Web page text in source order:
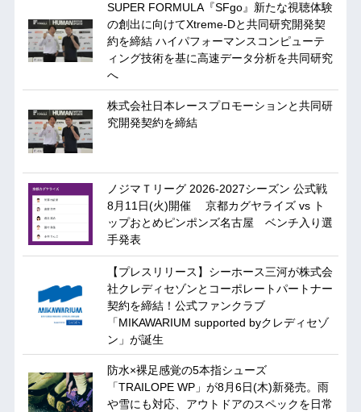
SUPER FORMULA『SFgo』新たな視聴体験
の創出に向けてXtreme-Dと共同研究開発契
約を締結 ハイパフォーマンスコンピューテ
ィング技術を基に⾼速データ分析を共同研究
へ
株式会社日本レースプロモーションと共同研
究開発契約を締結
ノジマＴリーグ 2026-2027シーズン 公式戦
8月11日(火)開催 京都カグヤライズ vs ト
ップおとめピンポンズ名古屋 ベンチ入り選
手発表
【プレスリリース】シーホース三河が株式会
社クレディセゾンとコーポレートパートナー
契約を締結！公式ファンクラブ
「MIKAWARIUM supported byクレディセゾ
ン」が誕生
防水×裸足感覚の5本指シューズ
「TRAILOPE WP」が8月6日(木)新発売。雨
や雪にも対応、アウトドアのスペックを日常